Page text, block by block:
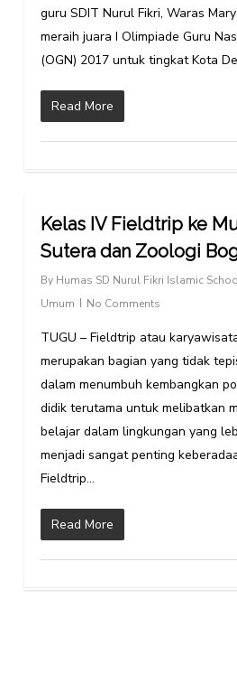
guru SDIT Nurul Fikri, Waras
meraih juara I Olimpiade Guru
(OGN) 2017 untuk tingkat Kota
Read More
Kelas IV Fieldtrip ke
Sutera dan Zoologi
By Humas SD Nurul Fikri Islamic
Umum
No Comments
TUGU – Fieldtrip atau
merupakan bagian yang tidak
dalam menumbuh kembangkan
didik terutama untuk melibatkan
belajar dalam lingkungan yang
menjadi sangat penting
Fieldtrip…
Read More